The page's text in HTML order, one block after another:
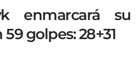
enmarcará su
golpes: 28+31